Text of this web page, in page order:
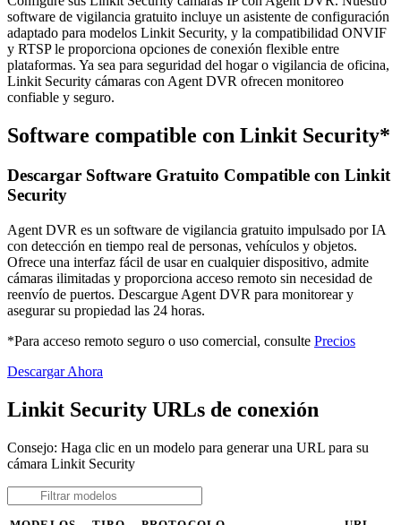
software de vigilancia gratuito incluye un asistente de configuración
adaptado para modelos Linkit Security, y la compatibilidad ONVIF
y RTSP le proporciona opciones de conexión flexible entre
plataformas. Ya sea para seguridad del hogar o vigilancia de oficina,
Linkit Security cámaras con Agent DVR ofrecen monitoreo
confiable y seguro.
Software compatible con Linkit Security*
Descargar Software Gratuito Compatible con Linkit
Security
Agent DVR es un software de vigilancia gratuito impulsado por IA
con detección en tiempo real de personas, vehículos y objetos.
Ofrece una interfaz fácil de usar en cualquier dispositivo, admite
cámaras ilimitadas y proporciona acceso remoto sin necesidad de
reenvío de puertos. Descargue Agent DVR para monitorear y
asegurar su propiedad las 24 horas.
*Para acceso remoto seguro o uso comercial, consulte Precios
Descargar Ahora
Linkit Security URLs de conexión
Consejo: Haga clic en un modelo para generar una URL para su
cámara Linkit Security